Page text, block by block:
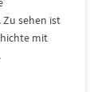
sehen ist
mit